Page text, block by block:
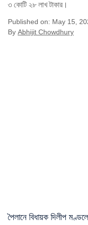
৩ কোটি ২৮ লাখ টাকার।
Published on: May 15,
By Abhijit Chowdhury
পৈলানে বিধায়ক দিলীপ